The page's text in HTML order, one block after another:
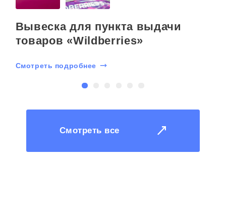
Вывеска для пункта выдачи
товаров «Wildberries»
Смотреть подробнее
Смотреть все